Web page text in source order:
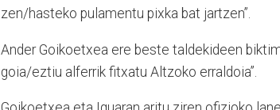
zen/hasteko pulamentu pixka bat jartzen”.
Ander Goikoetxea ere beste taldekideen
goia/eztiu alferrik fitxatu Altzoko erraldoia”.